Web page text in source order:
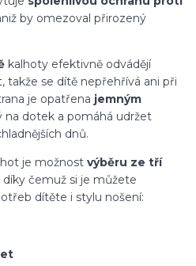
by omezoval přirozený
kalhoty efektivně odvádějí
takže se dítě nepřehřívá ani při
je opatřena jemným
na dotek a pomáhá udržet
dnů.
je možnost výběru ze tří
díky čemuž si je můžete
dítěte i stylu nošení: